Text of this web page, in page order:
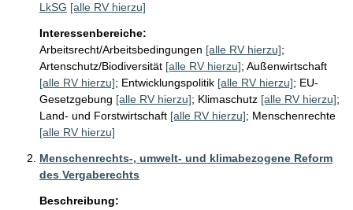
LkSG [alle RV hierzu]
Interessenbereiche:
Arbeitsrecht/Arbeitsbedingungen [alle RV hierzu];
Artenschutz/Biodiversität [alle RV hierzu]; Außenwirtschaft
[alle RV hierzu]; Entwicklungspolitik [alle RV hierzu]; EU-
Gesetzgebung [alle RV hierzu]; Klimaschutz [alle RV hierzu];
Land- und Forstwirtschaft [alle RV hierzu]; Menschenrechte
[alle RV hierzu]
Menschenrechts-, umwelt- und klimabezogene Reform
des Vergaberechts
Beschreibung: